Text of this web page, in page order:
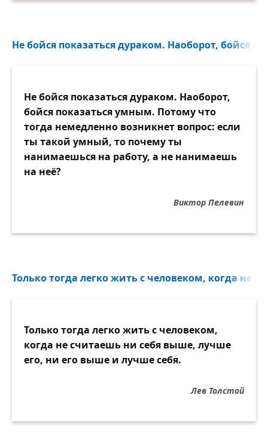
Не бойся показаться дураком. Наоборот, бойся
Не бойся показаться дураком. Наоборот,
бойся показаться умным. Потому что
тогда немедленно возникнет вопрос: если
ты такой умный, то почему ты
нанимаешься на работу, а не нанимаешь
на неё?
Виктор Пелевин
Только тогда легко жить с человеком, когда не
Только тогда легко жить с человеком,
когда не считаешь ни себя выше, лучше
его, ни его выше и лучше себя.
Лев Толстой